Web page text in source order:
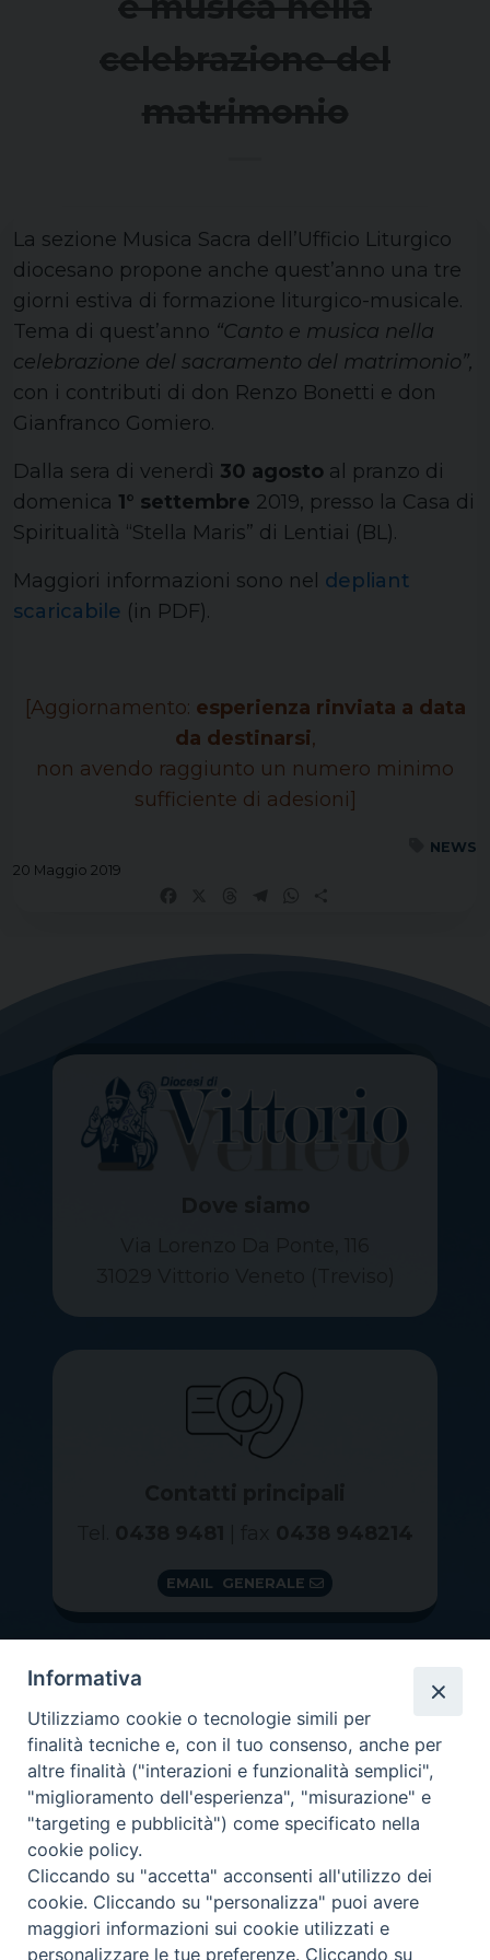
celebrazione del
matrimonio
La sezione Musica Sacra dell’Ufficio Liturgico
diocesano propone anche quest’anno una tre
giorni estiva di formazione liturgico-musicale.
Tema di quest’anno “Canto e musica nella
celebrazione del sacramento del matrimonio”,
con i contributi di don Renzo Bonetti e don
Gianfranco Gomiero.
Dalla sera di venerdì 30 agosto al pranzo di
domenica 1° settembre 2019, presso la Casa di
Spiritualità “Stella Maris” di Lentiai (BL).
Maggiori informazioni sono nel depliant
scaricabile (in PDF).
[Aggiornamento: esperienza rinviata a data
da destinarsi,
non avendo raggiunto un numero minimo
sufficiente di adesioni]
NEWS
20 Maggio 2019
EMAIL GENERALE
GRAZIE PER IL TUO AIUTO
Insieme per la Diocesi
Informativa
Utilizziamo cookie o tecnologie simili per
finalità tecniche e, con il tuo consenso, anche per
altre finalità ("interazioni e funzionalità semplici",
"miglioramento dell'esperienza", "misurazione" e
"targeting e pubblicità") come specificato nella
cookie policy.
Cliccando su "accetta" acconsenti all'utilizzo dei
cookie. Cliccando su "personalizza" puoi avere
maggiori informazioni sui cookie utilizzati e
personalizzare le tue preferenze. Cliccando su